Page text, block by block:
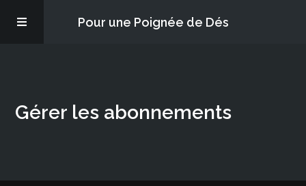
Pour une Poignée de Dés
PQD2P
Gérer les abonnements